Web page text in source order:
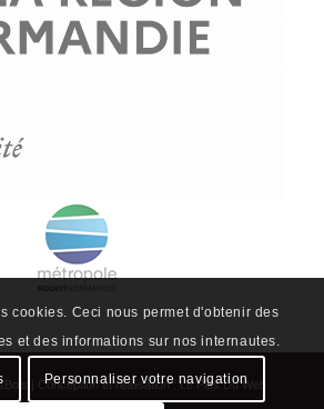
cookies. Ceci nous permet d'obtenir des
et des informations sur nos internautes.
Personnaliser votre navigation